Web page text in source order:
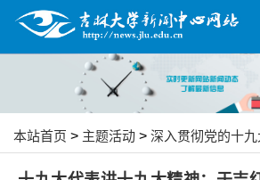
本站首页 > 主题活动 > 深入贯彻党的十九